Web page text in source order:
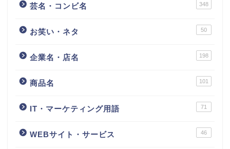
芸名・コンビ名 348
お笑い・ネタ 50
企業名・店名 198
商品名 101
IT・マーケティング用語 71
WEBサイト・サービス 46